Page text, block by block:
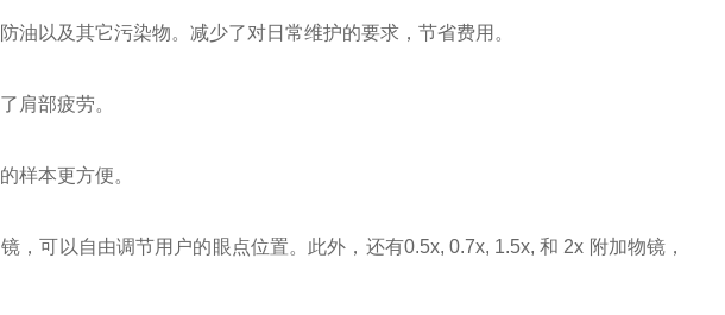
油以及其它污染物。减少了对日常维护的要求，节省费用。
肩部疲劳。
样本更方便。
，可以自由调节用户的眼点位置。此外，还有0.5x, 0.7x, 1.5x, 和 2x 附加物镜，